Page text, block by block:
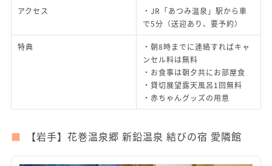
アクセス
・JR「あつみ温泉」駅から車
で5分（送迎あり、要予約）
特典
・朝8時までに連絡すればキャ
ンセル料は無料
・お食事は朝夕共にお部屋食
・貸切展望露天風呂1回無料
・赤ちゃんグッズの用意
【岩手】花巻温泉郷 新鉛温泉 結びの宿 愛隣館